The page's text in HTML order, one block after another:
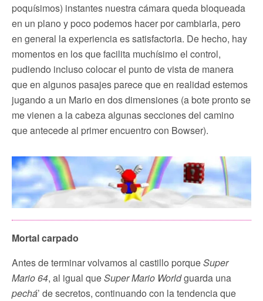
poquísimos) instantes nuestra cámara queda bloqueada
en un plano y poco podemos hacer por cambiarla, pero
en general la experiencia es satisfactoria. De hecho, hay
momentos en los que facilita muchísimo el control,
pudiendo incluso colocar el punto de vista de manera
que en algunos pasajes parece que en realidad estemos
jugando a un Mario en dos dimensiones (a bote pronto se
me vienen a la cabeza algunas secciones del camino
que antecede al primer encuentro con Bowser).
Mortal carpado
Antes de terminar volvamos al castillo porqueSuper
Mario 64, al igual queSuper Mario Worldguarda una
pechá’ de secretos, continuando con la tendencia que